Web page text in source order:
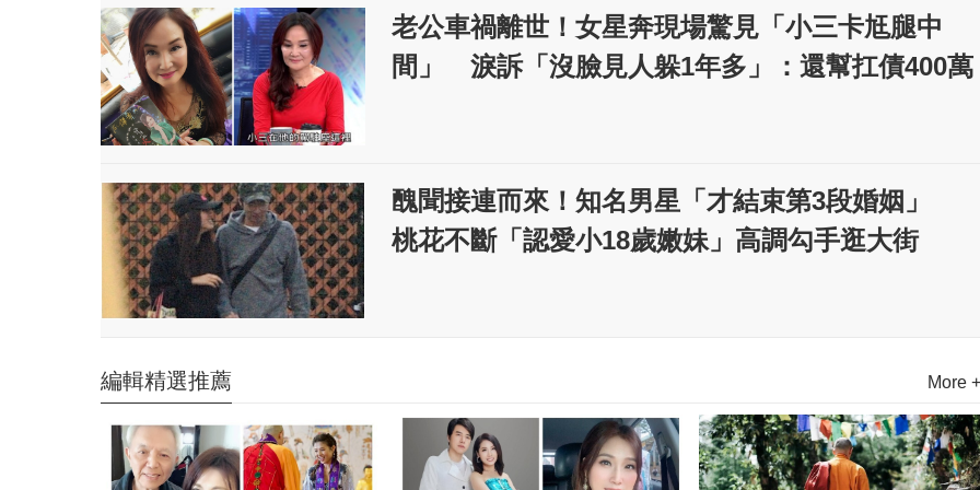
老公車禍離世！女星奔現場驚見「小三卡尪腿中
間」 淚訴「沒臉見人躲1年多」：還幫扛債400萬
醜聞接連而來！知名男星「才結束第3段婚姻」
桃花不斷「認愛小18歲嫩妹」高調勾手逛大街
編輯精選推薦 More +